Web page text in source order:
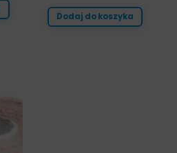
Dodaj do koszyka